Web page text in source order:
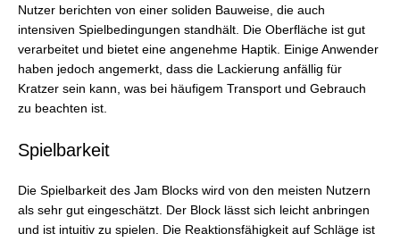
Nutzer berichten von einer soliden Bauweise, die auch
intensiven Spielbedingungen standhält. Die Oberfläche ist gut
verarbeitet und bietet eine angenehme Haptik. Einige Anwender
haben jedoch angemerkt, dass die Lackierung anfällig für
Kratzer sein kann, was bei häufigem Transport und Gebrauch
zu beachten ist.
Spielbarkeit
Die Spielbarkeit des Jam Blocks wird von den meisten Nutzern
als sehr gut eingeschätzt. Der Block lässt sich leicht anbringen
und ist intuitiv zu spielen. Die Reaktionsfähigkeit auf Schläge ist